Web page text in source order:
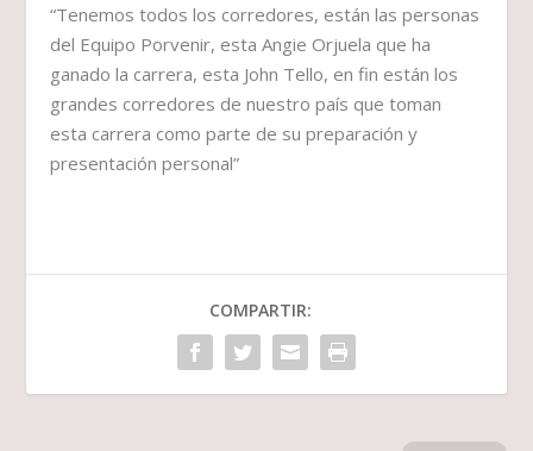
“Tenemos todos los corredores, están las personas
del Equipo Porvenir, esta Angie Orjuela que ha
ganado la carrera, esta John Tello, en fin están los
grandes corredores de nuestro país que toman
esta carrera como parte de su preparación y
presentación personal”
COMPARTIR: